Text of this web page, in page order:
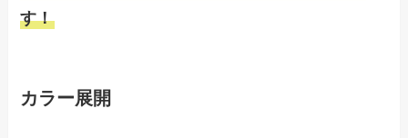
す！
カラー展開